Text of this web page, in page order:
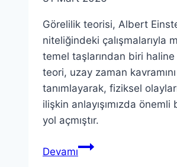
Görelilik teorisi, Albert
niteliğindeki çalışmalarıyla
temel taşlarından biri
teori, uzay zaman
tanımlayarak, fiziksel
ilişkin anlayışımızda
yol açmıştır.
DevamıGörelilik